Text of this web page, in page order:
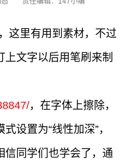
这里有用到素材，不过
文字以后用笔刷来制
，在字体上擦除，
设置为“线性加深”，
信同学们也学会了，通